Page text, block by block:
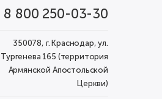
8 800 250-03-30
350078, г. Краснодар, ул.
Тургенева 165 (территория
Армянской Апостольской
Церкви)